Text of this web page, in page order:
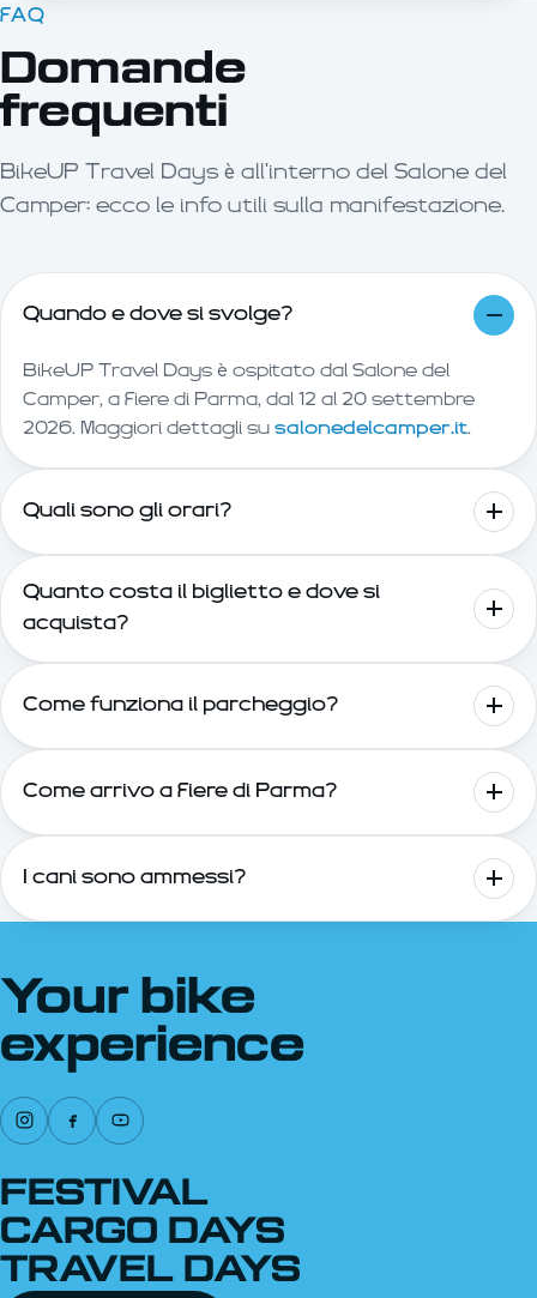
FAQ
Domande
frequenti
BikeUP Travel Days è all'interno del Salone del
Camper: ecco le info utili sulla manifestazione.
Quando e dove si svolge?
BikeUP Travel Days è ospitato dal Salone del
Camper, a Fiere di Parma, dal 12 al 20 settembre
2026. Maggiori dettagli su salonedelcamper.it.
Quali sono gli orari?
Quanto costa il biglietto e dove si
acquista?
Come funziona il parcheggio?
Come arrivo a Fiere di Parma?
I cani sono ammessi?
Your bike
experience
FESTIVAL
CARGO DAYS
TRAVEL DAYS